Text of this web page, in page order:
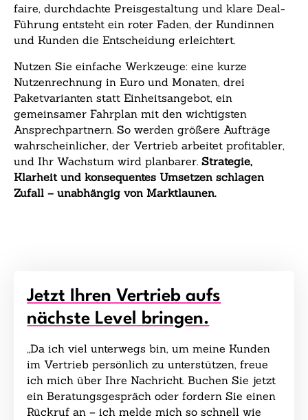
faire, durchdachte Preisgestaltung und klare Deal-
Führung entsteht ein roter Faden, der Kundinnen
und Kunden die Entscheidung erleichtert.
Nutzen Sie einfache Werkzeuge: eine kurze
Nutzenrechnung in Euro und Monaten, drei
Paketvarianten statt Einheitsangebot, ein
gemeinsamer Fahrplan mit den wichtigsten
Ansprechpartnern. So werden größere Aufträge
wahrscheinlicher, der Vertrieb arbeitet profitabler,
und Ihr Wachstum wird planbarer. Strategie,
Klarheit und konsequentes Umsetzen schlagen
Zufall – unabhängig von Marktlaunen.
Jetzt Ihren Vertrieb aufs
nächste Level bringen.
„Da ich viel unterwegs bin, um meine Kunden
im Vertrieb persönlich zu unterstützen, freue
ich mich über Ihre Nachricht. Buchen Sie jetzt
ein Beratungsgespräch oder fordern Sie einen
Rückruf an – ich melde mich so schnell wie